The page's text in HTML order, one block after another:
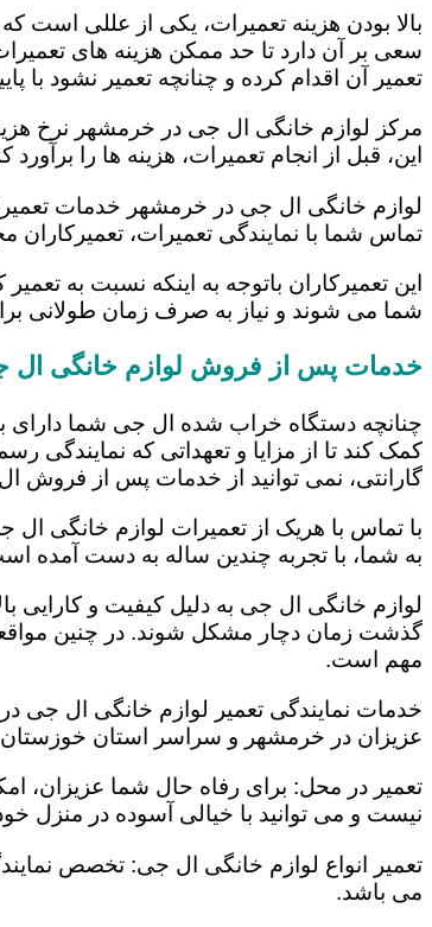
بالا بودن هزینه تعمیرات، یکی از عللی
سعی بر آن دارد تا حد ممکن هزینه های
تعمیر آن اقدام کرده و چنانچه تعمیر نشود با
مرکز لوازم خانگی ال جی در خرمشهر نرخ
این، قبل از انجام تعمیرات، هزینه ها را
لوازم خانگی ال جی در خرمشهر خدمات
تماس شما با نمایندگی تعمیرات،
این تعمیرکاران باتوجه به اینکه نسبت به
شما می شوند و نیاز به صرف زمان طولانی
خدمات پس از فروش لوازم خانگی ال
چنانچه دستگاه خراب شده ال جی شما دارای
کمک کند تا از مزایا و تعهداتی که نمایندگی
گارانتی، نمی توانید از خدمات پس از فروش
با تماس با هریک از تعمیرات لوازم خانگی
به شما، با تجربه چندین ساله به دست آمده
لوازم خانگی ال جی به دلیل کیفیت و کارایی
گذشت زمان دچار مشکل شوند. در چنین
مهم است.
خدمات نمایندگی تعمیر لوازم خانگی ال جی
عزیزان در خرمشهر و سراسر استان خوزستان
تعمیر در محل: برای رفاه حال شما عزیزان،
نیست و می توانید با خیالی آسوده در منزل
تعمیر انواع لوازم خانگی ال جی: تخصص
می باشد.